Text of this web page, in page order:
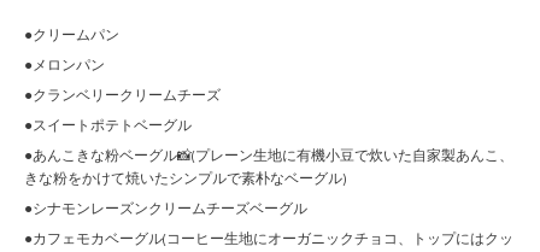
●クリームパン
●メロンパン
●クランベリークリームチーズ
●スイートポテトベーグル
●あんこきな粉ベーグル📸(プレーン生地に有機小豆で炊いた自家製あんこ、
きな粉をかけて焼いたシンプルで素朴なベーグル)
●シナモンレーズンクリームチーズベーグル
●カフェモカベーグル(コーヒー生地にオーガニックチョコ、トップにはクッ